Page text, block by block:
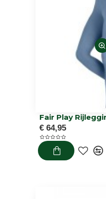
Fair Play
€ 64,95